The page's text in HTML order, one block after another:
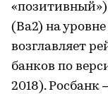
«позитивный»)
(Ba2) на
возглавляет
банков по
2018). Росбанк